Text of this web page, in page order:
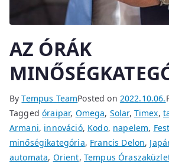
AZ ÓRÁK
ByTempus TeamPosted on 2022.10.06.
Taggedóraipar, Omega, Solar, Timex,
Armani, innováció, Kodo, napelem,
minőségikategória, Francis Delon,
automata, Orient, Tempus